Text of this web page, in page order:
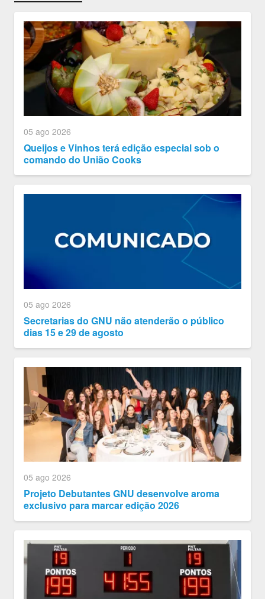
05 ago 2026
Queijos e Vinhos terá edição especial sob o
comando do União Cooks
05 ago 2026
Secretarias do GNU não atenderão o público
dias 15 e 29 de agosto
05 ago 2026
Projeto Debutantes GNU desenvolve aroma
exclusivo para marcar edição 2026